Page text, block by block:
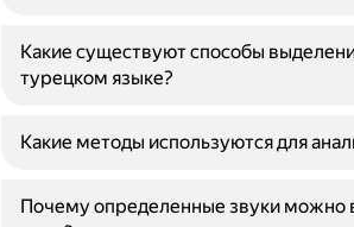
Какие существуют способы
турецком языке?
Какие методы используются для
Почему определенные звуки можно